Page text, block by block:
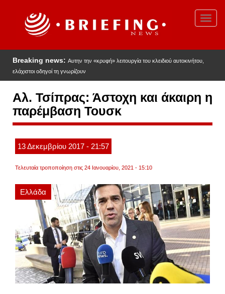
Breaking news: Αυτην την «κρυφή» λειτουργία του κλειδιού αυτοκινήτου,
ελάχιστοι οδηγοί τη γνωρίζουν
Αλ. Τσίπρας: Άστοχη και άκαιρη η
παρέμβαση Τουσκ
13Δεκεμβρίου 2017 - 21:57
Τελευταία τροποποίηση στις 24 Ιανουαρίου, 2021 - 15:10
Ελλάδα